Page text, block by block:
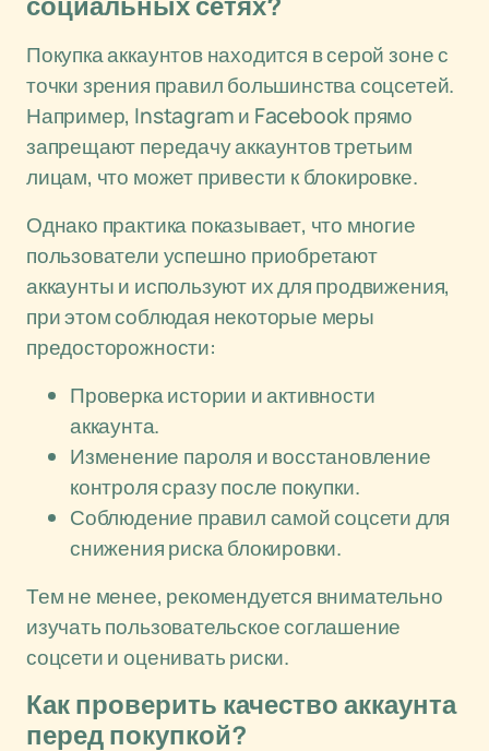
социальных сетях?
Покупка аккаунтов находится в серой зоне с
точки зрения правил большинства соцсетей.
Например, Instagram и Facebook прямо
запрещают передачу аккаунтов третьим
лицам, что может привести к блокировке.
Однако практика показывает, что многие
пользователи успешно приобретают
аккаунты и используют их для продвижения,
при этом соблюдая некоторые меры
предосторожности:
Проверка истории и активности
аккаунта.
Изменение пароля и восстановление
контроля сразу после покупки.
Соблюдение правил самой соцсети для
снижения риска блокировки.
Тем не менее, рекомендуется внимательно
изучать пользовательское соглашение
соцсети и оценивать риски.
Как проверить качество аккаунта
перед покупкой?